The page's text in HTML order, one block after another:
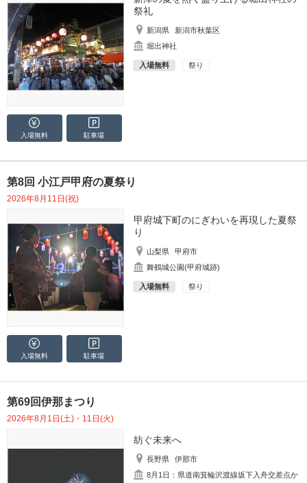
祭礼
新潟県
新潟市秋葉区
堀出神社
入場無料 祭り
入場無料 駐車場
第8回 小江戸甲府の夏祭り
2026年8月11日(祝)
甲府城下町のにぎわいを再現した夏祭
り
山梨県
甲府市
舞鶴城公園(甲府城跡)
入場無料 祭り
入場無料 駐車場
第69回伊那まつり
2026年8月1日(土)・11日(火)
紡ぐ未来へ
長野県
伊那市
8月1日：県道南箕輪沢渡線坂下入舟交差点か